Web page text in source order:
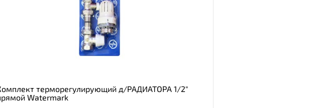
терморегулирующий д/РАДИАТОРА 1/2"
Watermark